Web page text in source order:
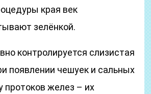
края век
зелёнкой.
контролируется слизистая
появлении чешуек и сальных
протоков желез – их